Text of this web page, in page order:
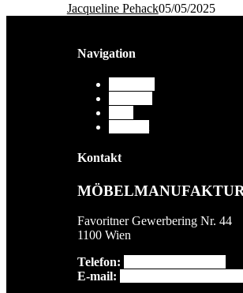
Jacqueline Pehack05/05/2025
Navigation
Kontakt
Favoritner Gewerbering Nr. 44
1100 Wien
Telefon:
E-mail: